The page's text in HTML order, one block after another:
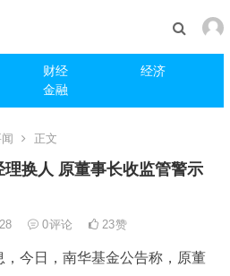
财经
经济
金融
正文
换人 原董事长收监管警示
0评论 23赞
，今日，南华基金公告称，原董